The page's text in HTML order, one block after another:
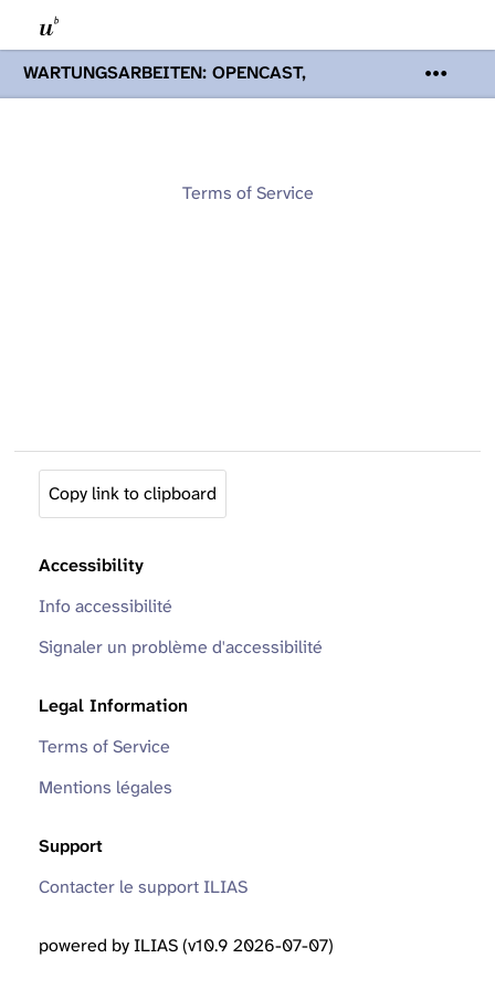
WARTUNGSARBEITEN: OPENCAST,
PODCASTS & TOBIRA
Mi 19. August
Opencast-Videos und Tobira nicht zur
Terms of Service
Copy link to clipboard
Accessibility
Info accessibilité
Signaler un problème d'accessibilité
Legal Information
Terms of Service
Mentions légales
Support
Contacter le support ILIAS
powered by ILIAS (v10.9 2026-07-07)